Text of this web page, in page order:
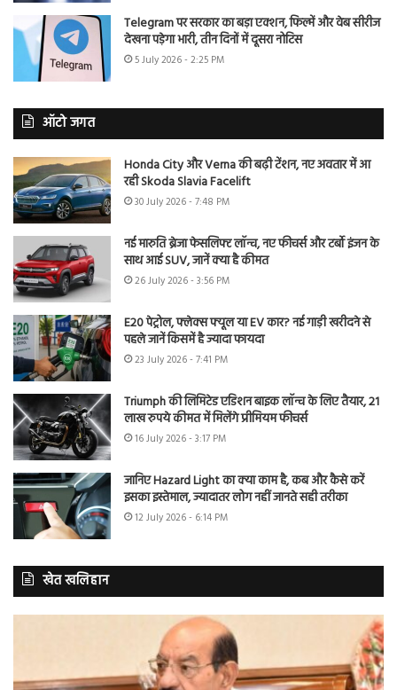
Telegram पर सरकार का बड़ा एक्शन, फिल्में और वेब सीरीज
देखना पड़ेगा भारी, तीन दिनों में दूसरा नोटिस
5 July 2026 - 2:25 PM
ऑटो जगत
Honda City और Verna की बढ़ी टेंशन, नए अवतार में आ
रही Skoda Slavia Facelift
30 July 2026 - 7:48 PM
नई मारुति ब्रेजा फेसलिफ्ट लॉन्च, नए फीचर्स और टर्बो इंजन के
साथ आई SUV, जानें क्या है कीमत
26 July 2026 - 3:56 PM
E20 पेट्रोल, फ्लेक्स फ्यूल या EV कार? नई गाड़ी खरीदने से
पहले जानें किसमें है ज्यादा फायदा
23 July 2026 - 7:41 PM
Triumph की लिमिटेड एडिशन बाइक लॉन्च के लिए तैयार, 21
लाख रुपये कीमत में मिलेंगे प्रीमियम फीचर्स
16 July 2026 - 3:17 PM
जानिए Hazard Light का क्या काम है, कब और कैसे करें
इसका इस्तेमाल, ज्यादातर लोग नहीं जानते सही तरीका
12 July 2026 - 6:14 PM
खेत खलिहान